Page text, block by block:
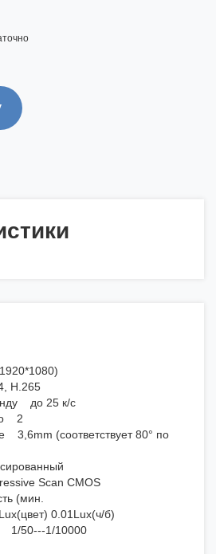
H.265
до 25 к/с
2
3,6mm (соответствует 80° по
Scan CMOS
(мин.
0.01Lux(ч/б)
1/50---1/10000